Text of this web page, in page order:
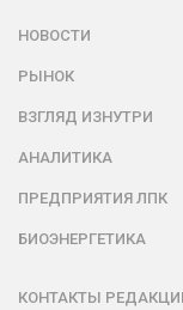
НОВОСТИ
РЫНОК
ВЗГЛЯД ИЗНУТРИ
АНАЛИТИКА
ПРЕДПРИЯТИЯ ЛПК
БИОЭНЕРГЕТИКА
КОНТАКТЫ